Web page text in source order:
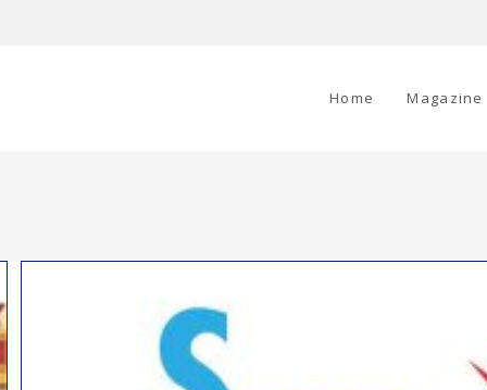
Home Magazine